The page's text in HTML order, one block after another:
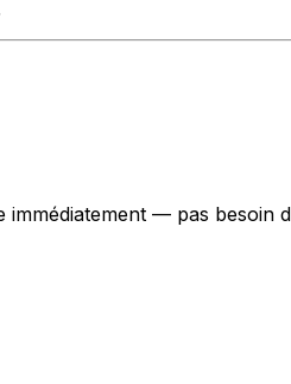
— pas besoin